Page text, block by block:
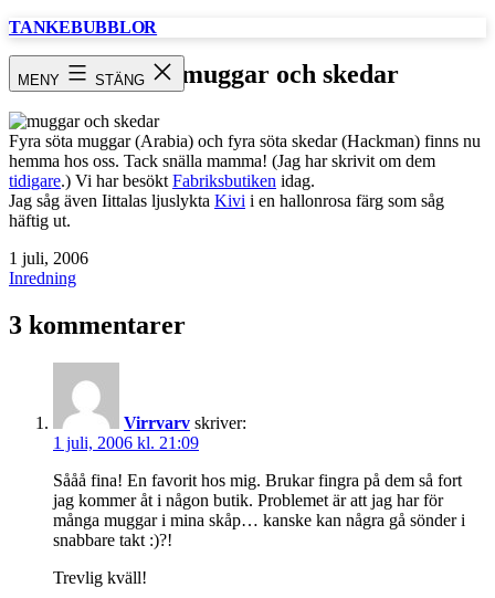
Hoppa
TANKEBUBBLOR
MENY STÄNG
Muminmuggar och skedar
Fyra söta muggar (Arabia) och fyra söta skedar (Hackman) finns nu
hemma hos oss. Tack snälla mamma! (Jag har skrivit om dem
tidigare.) Vi har besökt Fabriksbutiken idag.
Jag såg även Iittalas ljuslykta Kivi i en hallonrosa färg som såg
häftig ut.
Publicerat
den
1 juli, 2006
Kategoriserat
Inredning
3 kommentarer
Virrvarv skriver:
1 juli, 2006 kl. 21:09
Sååå fina! En favorit hos mig. Brukar fingra på dem så fort
jag kommer åt i någon butik. Problemet är att jag har för
många muggar i mina skåp… kanske kan några gå sönder i
snabbare takt :)?!
Trevlig kväll!